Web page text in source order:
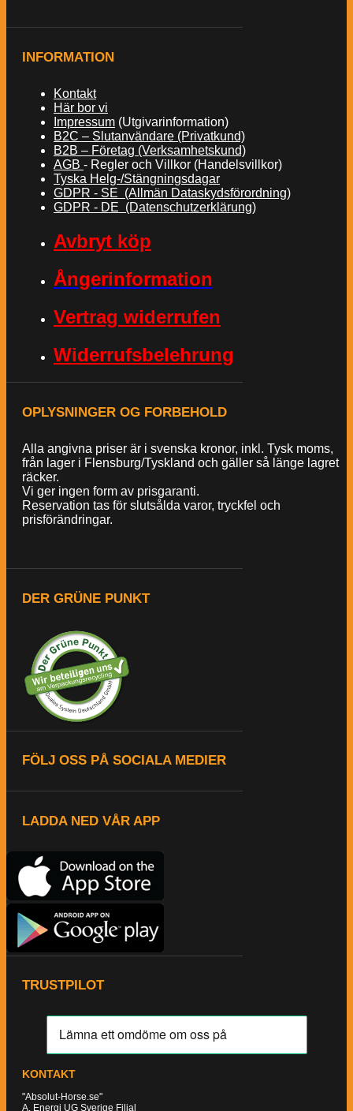
INFORMATION
Kontakt
Här bor vi
Impressum (Utgivarinformation)
B2C – Slutanvändare (Privatkund)
B2B – Företag (Verksamhetskund)
AGB - Regler och Villkor (Handelsvillkor)
Tyska Helg-/Stängningsdagar
GDPR - SE (Allmän Dataskydsförordning)
GDPR - DE (Datenschutzerklärung)
Avbryt köp
Ångerinformation
Vertrag widerrufen
Widerrufsbelehrung
OPLYSNINGER OG FORBEHOLD
Alla angivna priser är i svenska kronor, inkl. Tysk moms,
från lager i Flensburg/Tyskland och gäller så länge lagret
räcker.
Vi ger ingen form av prisgaranti.
Reservation tas för slutsålda varor, tryckfel och
prisförändringar.
DER GRÜNE PUNKT
FÖLJ OSS PÅ SOCIALA MEDIER
LADDA NED VÅR APP
TRUSTPILOT
KONTAKT
"Absolut-Horse.se"
A. Energi UG Sverige Filial